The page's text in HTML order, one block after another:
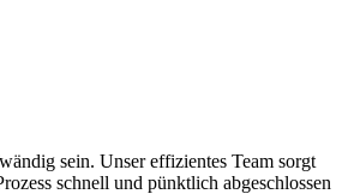
sein. Unser effizientes Team sorgt
schnell und pünktlich abgeschlossen